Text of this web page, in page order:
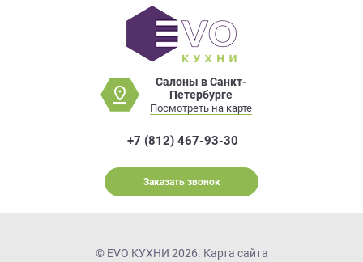
Салоны в Санкт-
Петербурге
Посмотреть на карте
+7 (812) 467-93-30
Заказать звонок
© EVO КУХНИ 2026. Карта сайта